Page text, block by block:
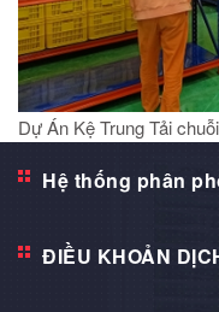
Dự Án Kệ Trung Tải
Hệ thống phân
ĐIỀU KHOẢN